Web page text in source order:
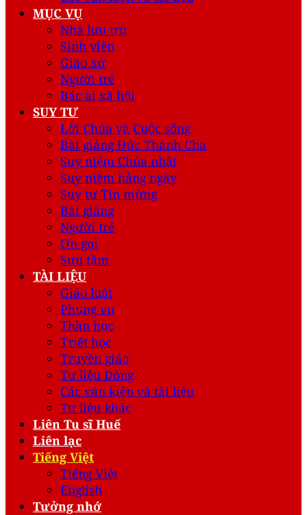
MỤC VỤ
Nhà lưu trú
Sinh viên
Giáo xứ
Người trẻ
Bác ái xã hội
SUY TƯ
Lời Chúa và Cuộc sống
Bài giảng Đức Thánh Cha
Suy niệm Chúa nhật
Suy niệm hằng ngày
Suy tư Tin mừng
Bài giảng
Người trẻ
Ơn gọi
Sưu tầm
TÀI LIỆU
Giáo luật
Phụng vụ
Thần học
Triết học
Truyền giáo
Tư liệu Dòng
Các văn kiện và tài liệu
Tư liệu khác
Liên Tu sĩ Huế
Liên lạc
Tiếng Việt
Tiếng Việt
English
Tưởng nhớ